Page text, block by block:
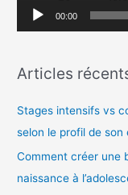
i
é
00:00
Articles
Stages intensifs vs
selon le profil de son
Comment créer une
naissance à